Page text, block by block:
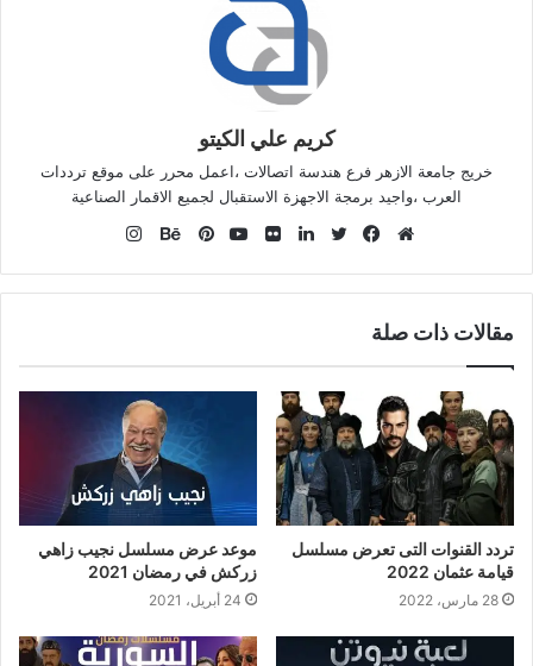
كريم علي الكيتو
خريج جامعة الازهر فرع هندسة اتصالات ،اعمل محرر على موقع ترددات
العرب ،واجيد برمجة الاجهزة الاستقبال لجميع الاقمار الصناعية
الويب
من
مقالات ذات صلة
تردد القنوات التى تعرض مسلسل
قيامة عثمان 2022
28 مارس، 2022
موعد عرض مسلسل نجيب زاهي
زركش في رمضان 2021
24 أبريل، 2021